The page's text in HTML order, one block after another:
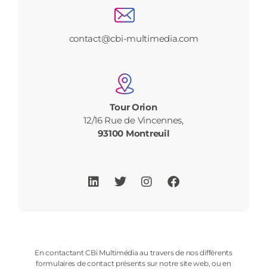
contact@cbi-multimedia.com​
Tour Orion
12/16 Rue de Vincennes,
93100 Montreuil
En contactant CBi Multimédia au travers de nos différents
formulaires de contact présents sur notre site web, ou en